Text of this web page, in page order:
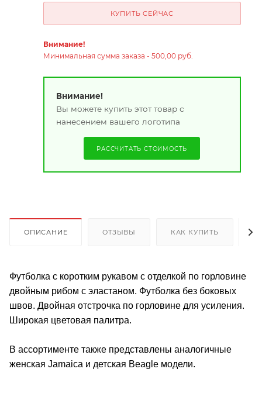
КУПИТЬ СЕЙЧАС
Внимание!
Минимальная сумма заказа - 500,00 руб.
Внимание!
Вы можете купить этот товар с
нанесением вашего логотипа
РАССЧИТАТЬ СТОИМОСТЬ
ОПИСАНИЕ ОТЗЫВЫ КАК КУПИТЬ
Футболка с коротким рукавом с отделкой по горловине
двойным рибом с эластаном. Футболка без боковых
швов. Двойная отстрочка по горловине для усиления.
Широкая цветовая палитра.
В ассортименте также представлены аналогичные
женская Jamaica и детская Beagle модели.